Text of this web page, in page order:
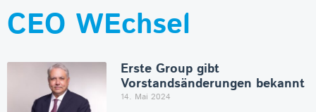
CEO WEchsel
Erste Group gibt
Vorstandsänderungen bekannt
14. Mai 2024